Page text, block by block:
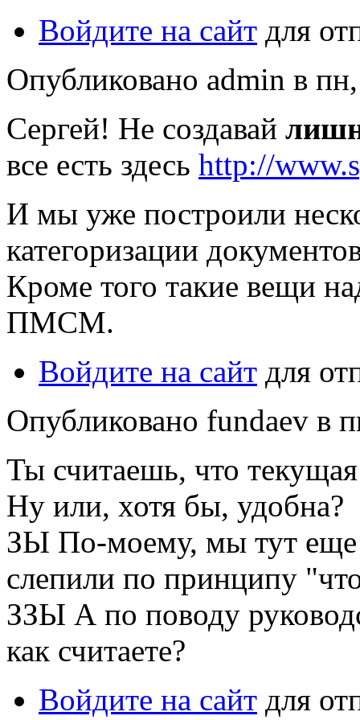
Войдите на сайт для
Опубликовано admin в
Сергей! Не создавай
все есть здесь http://
И мы уже построили
категоризации
Кроме того такие вещи
ПМСМ.
Войдите на сайт для
Опубликовано fundaev в
Ты считаешь, что
Ну или, хотя бы, удобна?
ЗЫ По-моему, мы тут еще
слепили по принципу
ЗЗЫ А по поводу
как считаете?
Войдите на сайт для